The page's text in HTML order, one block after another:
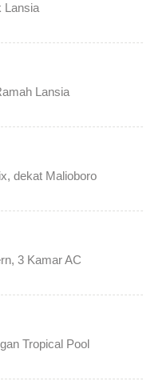
Lansia
Lansia
dekat Malioboro
3 Kamar AC
Tropical Pool